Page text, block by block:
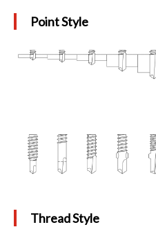
Point Style
Thread Style